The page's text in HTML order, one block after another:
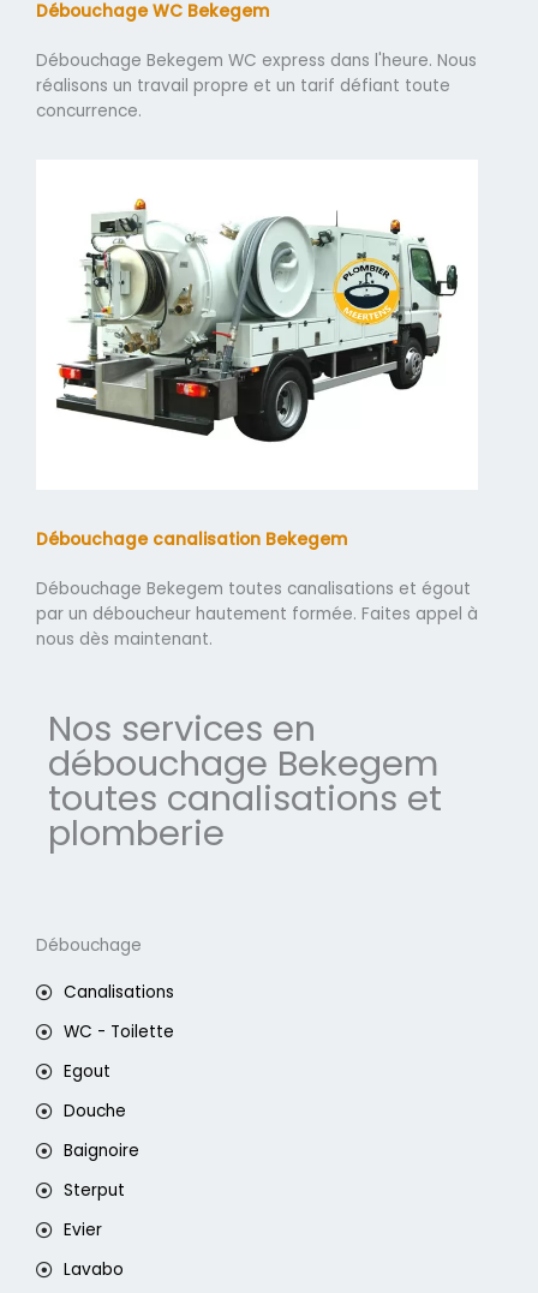
Débouchage WC Bekegem
Débouchage Bekegem WC express dans l'heure. Nous
réalisons un travail propre et un tarif défiant toute
concurrence.
Débouchage canalisation Bekegem
Débouchage Bekegem toutes canalisations et égout
par un déboucheur hautement formée. Faites appel à
nous dès maintenant.
Nos services en
débouchage Bekegem
toutes canalisations et
plomberie
Débouchage
Canalisations
WC - Toilette
Egout
Douche
Baignoire
Sterput
Evier
Lavabo